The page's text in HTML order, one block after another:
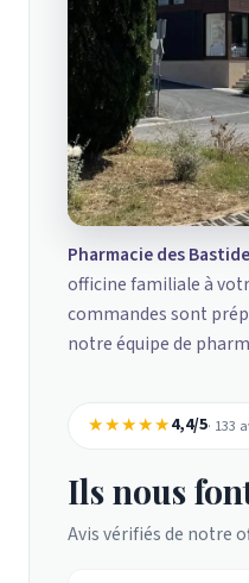
Pharmacie des
officine familiale à
commandes sont
notre équipe de
★★★★★4,4/5· 133
Ils nous
Avis vérifiés de notre